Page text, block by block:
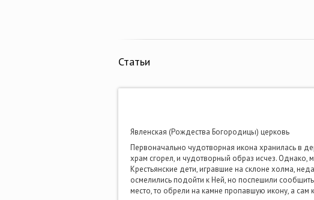
Статьи
Явленская (Рождества Богородицы) церковь
Первоначально чудотворная икона хранилась в
храм сгорел, и чудотворный образ исчез.
Крестьянские дети, игравшие на склоне холма,
осмелились подойти к Ней, но поспешили
место, то обрели на камне пропавшую икону, а